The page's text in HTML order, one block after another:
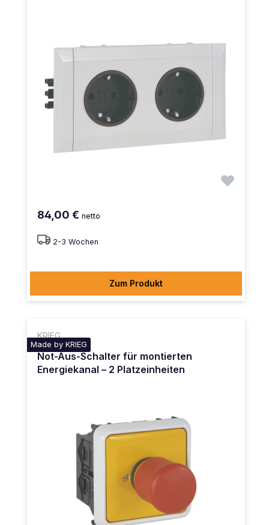
84,00 € netto
2-3 Wochen
Zum Produkt
KRIEG
Made by KRIEG
Not-Aus-Schalter für montierten
Energiekanal – 2 Platzeinheiten